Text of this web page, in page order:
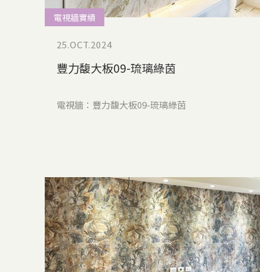
電視牆實績
25.OCT.2024
豐力馥大板09-琉璃綠茵
電視牆：豐力馥大板09-琉璃綠茵